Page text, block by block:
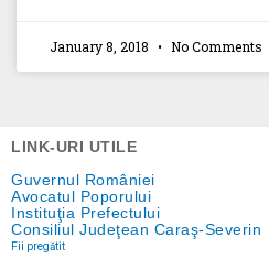
January 8, 2018 No Comments
LINK-URI UTILE
Guvernul României
Avocatul Poporului
Instituţia Prefectului
Consiliul Judeţean Caraş-Severin
Fii pregătit